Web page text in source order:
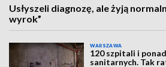
Usłyszeli diagnozę, ale żyją
wyrok”
WARSZAWA
120 szpitali i
sanitarnych. Tak